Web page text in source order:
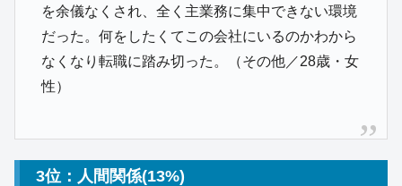
を余儀なくされ、全く主業務に集中できない環境
だった。何をしたくてこの会社にいるのかわから
なくなり転職に踏み切った。（その他／28歳・女
性）
3位：人間関係(13%)